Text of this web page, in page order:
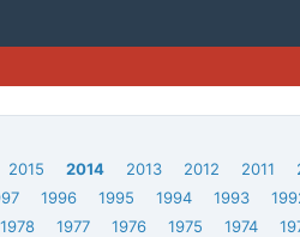
2015 2014 2013 2012 2011
1996 1995 1994 1993
1978 1977 1976 1975 1974